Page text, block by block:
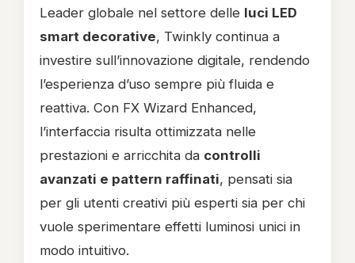
Leader globale nel settore delle luci LED
smart decorative, Twinkly continua a
investire sull’innovazione digitale, rendendo
l’esperienza d’uso sempre più fluida e
reattiva. Con FX Wizard Enhanced,
l’interfaccia risulta ottimizzata nelle
prestazioni e arricchita da controlli
avanzati e pattern raffinati, pensati sia
per gli utenti creativi più esperti sia per chi
vuole sperimentare effetti luminosi unici in
modo intuitivo.